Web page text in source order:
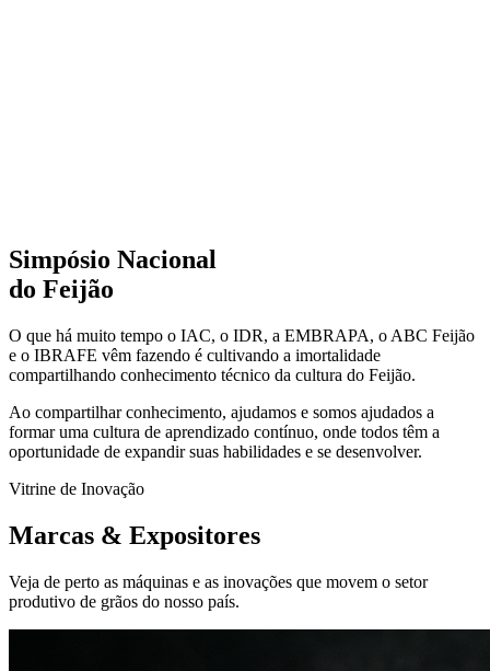
Simpósio Nacional
do Feijão
O que há muito tempo o IAC, o IDR, a EMBRAPA, o ABC Feijão
e o IBRAFE vêm fazendo é cultivando a imortalidade
compartilhando conhecimento técnico da cultura do Feijão.
Ao compartilhar conhecimento, ajudamos e somos ajudados a
formar uma cultura de aprendizado contínuo, onde todos têm a
oportunidade de expandir suas habilidades e se desenvolver.
Vitrine de Inovação
Marcas & Expositores
Veja de perto as máquinas e as inovações que movem o setor
produtivo de grãos do nosso país.